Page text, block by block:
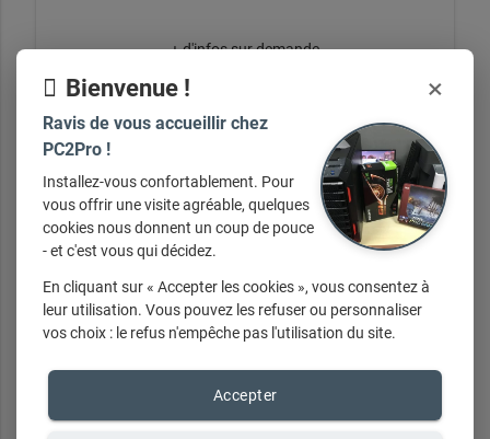
+ d'infos sur demande
Bienvenue ! ×
Ravis de vous accueillir chez
PC2Pro !
Installez-vous confortablement. Pour
vous offrir une visite agréable, quelques
cookies nous donnent un coup de pouce
- et c'est vous qui décidez.
En cliquant sur « Accepter les cookies », vous consentez à
leur utilisation. Vous pouvez les refuser ou personnaliser
vos choix : le refus n'empêche pas l'utilisation du site.
Accepter